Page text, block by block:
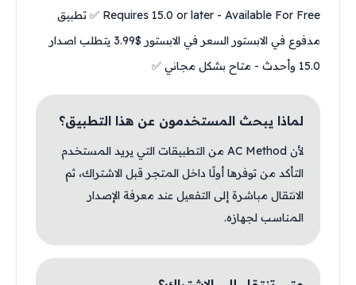
Requires 15.0 or later - Available For Free ✅ تطبيق
مدفوع في الابستور السعر في الابستور $3.99 يتطلب اصدار
15.0 وأحدث - متاح بشكل مجاني ✅
لماذا يبحث المستخدمون عن هذا التطبيق؟
لأن AC Method من التطبيقات التي يريد المستخدم
التأكد من توفرها أولًا داخل المتجر قبل الاشتراك، ثم
الانتقال مباشرة إلى التفعيل عند معرفة الإصدار
المناسب لجهازه.